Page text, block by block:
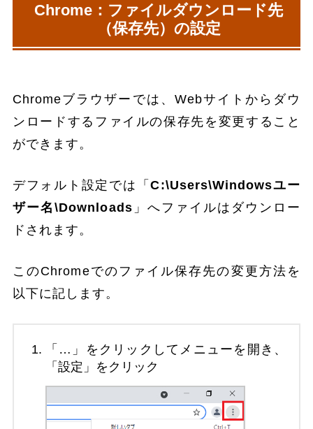
Chrome：ファイルダウンロード先
（保存先）の設定
Chromeブラウザーでは、Webサイトからダウ
ンロードするファイルの保存先を変更すること
ができます。
デフォルト設定では「C:\Users\Windowsユー
ザー名\Downloads 」へファイルはダウンロー
ドされます。
このChromeでのファイル保存先の変更方法を
以下に記します。
「…」をクリックしてメニューを開き、
「設定」をクリック